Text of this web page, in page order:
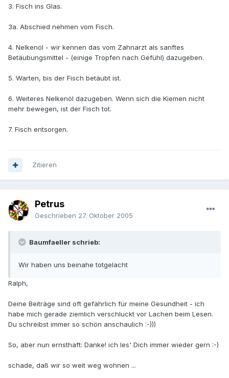
3. Fisch ins Glas.
3a. Abschied nehmen vom Fisch.
4. Nelkenöl - wir kennen das vom Zahnarzt als sanftes
Betäubungsmittel - (einige Tropfen nach Gefühl) dazugeben.
5. Warten, bis der Fisch betäubt ist.
6. Weiteres Nelkenöl dazugeben. Wenn sich die Kiemen nicht
mehr bewegen, ist der Fisch tot.
7. Fisch entsorgen.
Zitieren
Petrus
Geschrieben 27. Oktober 2005
Baumfaeller schrieb:
Wir haben uns beinahe totgelacht
Ralph,
Deine Beiträge sind oft gefährlich für meine Gesundheit - ich
habe mich gerade ziemlich verschluckt vor Lachen beim Lesen.
Du schreibst immer so schön anschaulich :-)))
So, aber nun ernsthaft: Danke! ich les' Dich immer wieder gern :-)
schade, daß wir so weit weg wohnen ...